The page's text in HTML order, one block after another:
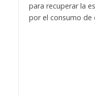
para recuperar la
por el consumo de